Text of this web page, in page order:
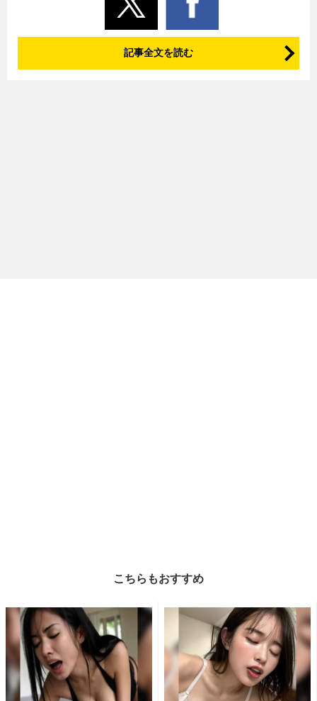
記事全文を読む
こちらもおすすめ